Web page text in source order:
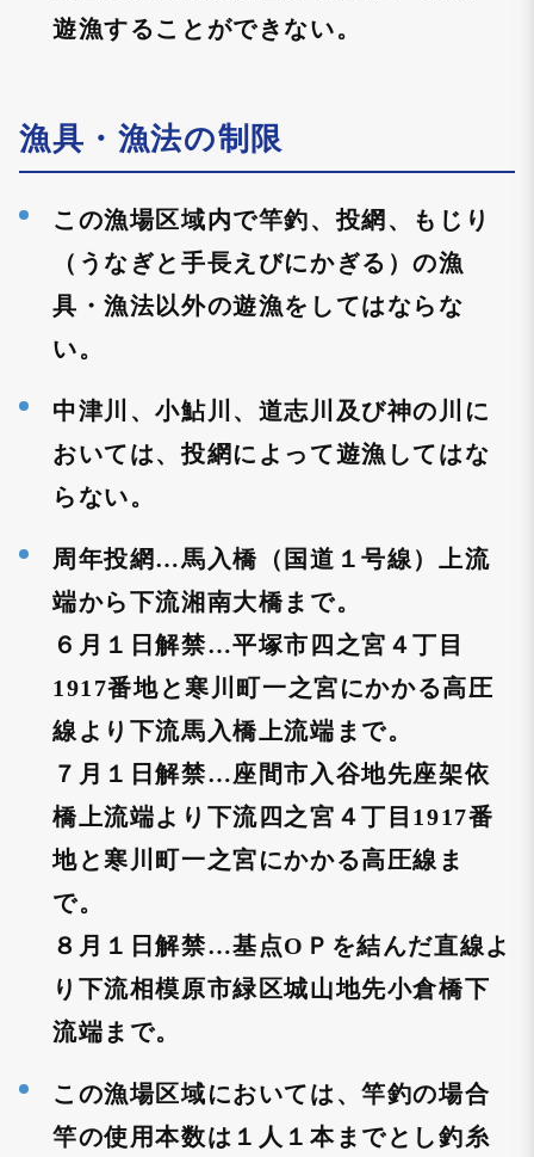
遊漁することができない。
漁具・漁法の制限
この漁場区域内で竿釣、投網、もじり
（うなぎと手長えびにかぎる）の漁
具・漁法以外の遊漁をしてはならな
い。
中津川、小鮎川、道志川及び神の川に
おいては、投網によって遊漁してはな
らない。
周年投網…馬入橋（国道１号線）上流
端から下流湘南大橋まで。
６月１日解禁…平塚市四之宮４丁目
1917番地と寒川町一之宮にかかる高圧
線より下流馬入橋上流端まで。
７月１日解禁…座間市入谷地先座架依
橋上流端より下流四之宮４丁目1917番
地と寒川町一之宮にかかる高圧線ま
で。
８月１日解禁…基点OＰを結んだ直線よ
り下流相模原市緑区城山地先小倉橋下
流端まで。
この漁場区域においては、竿釣の場合
竿の使用本数は１人１本までとし釣糸